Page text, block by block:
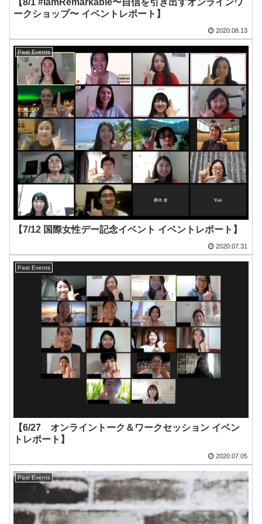
ークショップ〜 イベントレポート】
2020.08.13
Past Events
【7/12 国際女性デー記念イベント イベントレポート】
2020.07.31
Past Events
【6/27 オンライントーク＆ワークセッション イベン
トレポート】
2020.07.05
Past Events